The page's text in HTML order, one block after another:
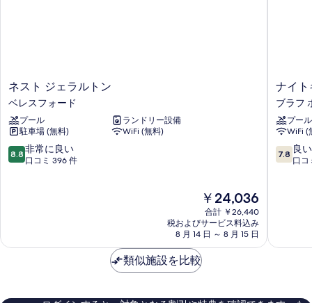
の
す
べ
て
の
示
ー
ム
の
す
べ
を
の
細
ネ
ス
ト
ジ
ェ
ラ
ル
ォ
ネスト ジェラルトン
ベレスフォード
プール
ランドリー設備
駐車場 (無料)
WiFi (無料)
10
段
良
ミ
8.8 非常に良い
口コミ 396 件
現
在
の
料
金
は
￥24,036
￥24,036
合計 ￥26,440
税およびサービス料込み
8 月 14 日 ～ 8 月 15 日
ナ
イ
ト
キ
ャ
ッ
プ
タ
ホ
ナイト
ブラフ
プール
WiFi (
10
段
コ
件
7.8 良い
口コ
類似施設を比較